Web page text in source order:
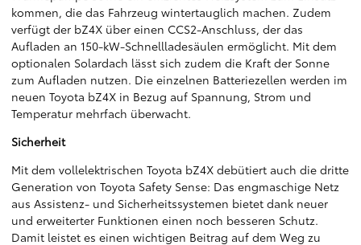
kommen, die das Fahrzeug wintertauglich machen. Zudem
verfügt der bZ4X über einen CCS2-Anschluss, der das
Aufladen an 150-kW-Schnellladesäulen ermöglicht. Mit dem
optionalen Solardach lässt sich zudem die Kraft der Sonne
zum Aufladen nutzen. Die einzelnen Batteriezellen werden im
neuen Toyota bZ4X in Bezug auf Spannung, Strom und
Temperatur mehrfach überwacht.
Sicherheit
Mit dem vollelektrischen Toyota bZ4X debütiert auch die dritte
Generation von Toyota Safety Sense: Das engmaschige Netz
aus Assistenz- und Sicherheitssystemen bietet dank neuer
und erweiterter Funktionen einen noch besseren Schutz.
Damit leistet es einen wichtigen Beitrag auf dem Weg zu